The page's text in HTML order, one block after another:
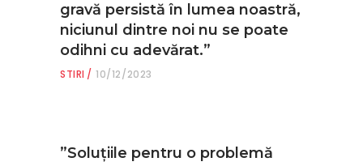
gravă persistă în lumea noastră,
niciunul dintre noi nu se poate
odihni cu adevărat.”
STIRI 10/12/2023
”Soluțiile pentru o problemă